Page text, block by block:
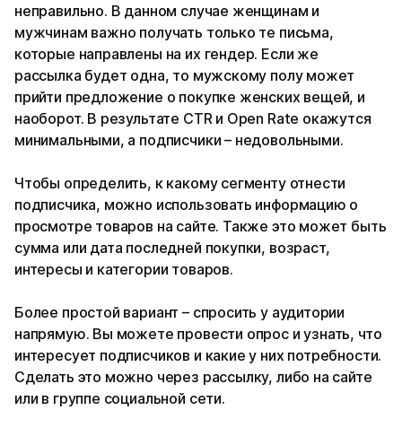
неправильно. В данном случае женщинам и
мужчинам важно получать только те письма,
которые направлены на их гендер. Если же
рассылка будет одна, то мужскому полу может
прийти предложение о покупке женских вещей, и
наоборот. В результате CTR и Open Rate окажутся
минимальными, а подписчики – недовольными.
Чтобы определить, к какому сегменту отнести
подписчика, можно использовать информацию о
просмотре товаров на сайте. Также это может быть
сумма или дата последней покупки, возраст,
интересы и категории товаров.
Более простой вариант – спросить у аудитории
напрямую. Вы можете провести опрос и узнать, что
интересует подписчиков и какие у них потребности.
Сделать это можно через рассылку, либо на сайте
или в группе социальной сети.